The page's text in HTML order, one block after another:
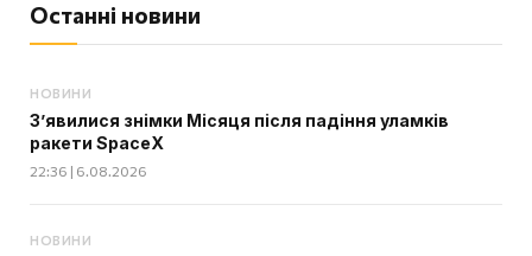
Останні новини
НОВИНИ
З’явилися знімки Місяця після падіння уламків
ракети SpaceX
22:36 | 6.08.2026
НОВИНИ